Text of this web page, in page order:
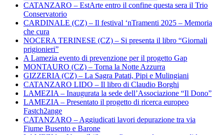
CATANZARO – EstArte entro il confine questa sera il Trio
Conservatorio
CARDINALE (CZ) – Il festival ‘nTramenti 2025 – Memoria
che cura
NOCERA TERINESE (CZ) – Si presenta il libro “Giornali
prigionieri”
A Lamezia evento di prevenzione per il progetto Gap
MONTAURO (CZ) – Torna la Notte Azzurra
GIZZERIA (CZ) – La Sagra Patati, Pipi e Mulingiani
CATANZARO LIDO – Il libro di Claudio Borghi
LAMEZIA – Inaugurata la sede dell’Associazione “Il Dono”
LAMEZIA – Presentato il progetto di ricerca europeo
Fastch2ange
CATANZARO – Aggiudicati lavori depurazione tra via
Fiume Busento e Barone